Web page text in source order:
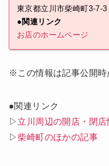
東京都立川市柴崎町3-7-
●関連リンク
お店のホームページ
※この情報は記事公開時
●関連リンク
▷ 立川周辺の開店・閉
▷ 柴崎町のほかの記事